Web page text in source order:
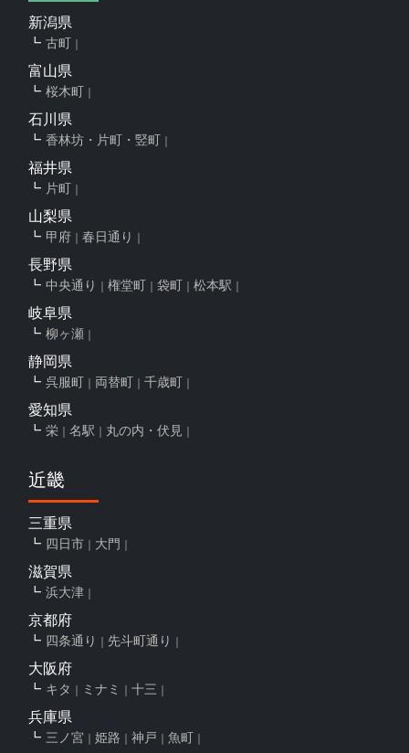
新潟県
古町
富山県
桜木町
石川県
香林坊・片町・竪町
福井県
片町
山梨県
甲府 春日通り
長野県
中央通り 権堂町 袋町 松本駅
岐阜県
柳ヶ瀬
静岡県
呉服町 両替町 千歳町
愛知県
栄 名駅 丸の内・伏見
近畿
三重県
四日市 大門
滋賀県
浜大津
京都府
四条通り 先斗町通り
大阪府
キタ ミナミ 十三
兵庫県
三ノ宮 姫路 神戸 魚町